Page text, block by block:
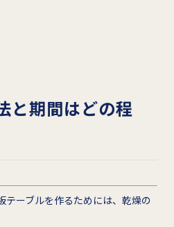
と期間はどの程
テーブルを作るためには、乾燥の